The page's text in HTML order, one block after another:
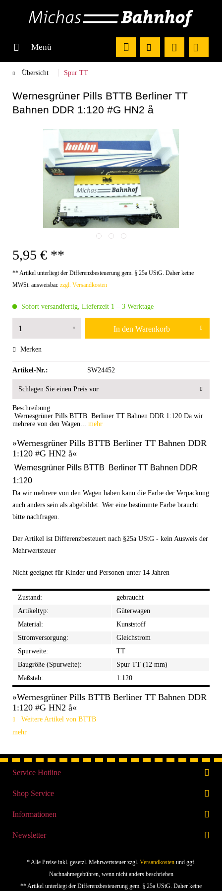
Menü
Übersicht Spur TT
Wernesgrüner Pills BTTB Berliner TT
Bahnen DDR 1:120 #G HN2 å
5,95 € **
** Artikel unterliegt der Differenzbesteuerung gem. § 25a UStG. Daher keine
MWSt. ausweisbar. zzgl. Versandkosten
Sofort versandfertig, Lieferzeit 1 – 3 Werktage
In den Warenkorb
Merken
Artikel-Nr.: SW24452
Schlagen Sie einen Preis vor
Beschreibung
Wernesgrüner Pills BTTB Berliner TT Bahnen DDR 1:120 Da wir
mehrere von den Wagen... mehr
»Wernesgrüner Pills BTTB Berliner TT Bahnen DDR
1:120 #G HN2 å«
Wernesgrüner Pills BTTB Berliner TT Bahnen DDR
1:120
Da wir mehrere von den Wagen haben kann die Farbe der Verpackung
auch anders sein als abgebildet. Wer eine bestimmte Farbe braucht
bitte nachfragen.
Der Artikel ist Differenzbesteuert nach §25a UStG - kein Ausweis der
Mehrwertsteuer
Nicht geeignet für Kinder und Personen unter 14 Jahren
Zustand:
gebraucht
Artikeltyp:
Güterwagen
Material:
Kunststoff
Stromversorgung:
Gleichstrom
Spurweite:
TT
Baugröße (Spurweite):
Spur TT (12 mm)
Maßstab:
1:120
»Wernesgrüner Pills BTTB Berliner TT Bahnen DDR
1:120 #G HN2 å«
Weitere Artikel von BTTB
mehr
Service Hotline
Shop Service
Informationen
Newsletter
* Alle Preise inkl. gesetzl. Mehrwertsteuer zzgl. Versandkostenund ggf.
Nachnahmegebühren, wenn nicht anders beschrieben
** Artikel unterliegt der Differenzbesteuerung gem. § 25a UStG. Daher keine